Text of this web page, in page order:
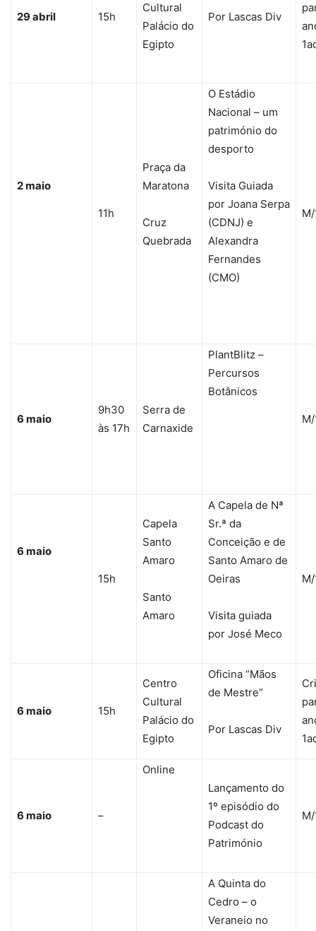
29 abril 15h
Cultural
Palácio do
Egipto
Por Lascas Div
2 maio
11h
Praça da
Maratona
Cruz
Quebrada
O Estádio
Nacional – um
património do
desporto
Visita Guiada
por Joana Serpa
(CDNJ) e
Alexandra
Fernandes
(CMO)
6 maio
9h30
às 17h
Serra de
Carnaxide
PlantBlitz –
Percursos
Botânicos
6 maio
15h
Capela
Santo
Amaro
Santo
Amaro
A Capela de Nª
Sr.ª da
Conceição e de
Santo Amaro de
Oeiras
Visita guiada
por José Meco
6 maio 15h
Centro
Cultural
Palácio do
Egipto
Oficina “Mãos
de Mestre”
Por Lascas Div
6 maio –
Online
Lançamento do
1º episódio do
Podcast do
Património
A Quinta do
Cedro – o
Veraneio no